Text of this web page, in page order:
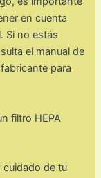
en cuenta
Si no estás
el manual de
para
filtro HEPA
cuidado de tu